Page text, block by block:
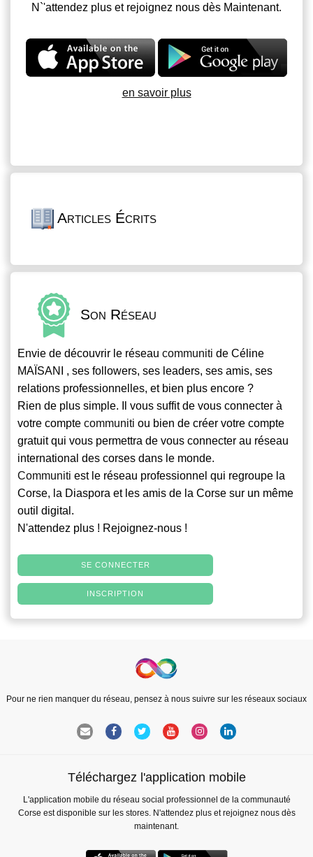
N`'attendez plus et rejoignez nous dès Maintenant.
en savoir plus
Articles Écrits
Son Réseau
Envie de découvrir le réseau communiti de Céline
MAÏSANI , ses followers, ses leaders, ses amis, ses
relations professionnelles, et bien plus encore ?
Rien de plus simple. Il vous suffit de vous connecter à
votre compte communiti ou bien de créer votre compte
gratuit qui vous permettra de vous connecter au réseau
international des corses dans le monde.
Communiti est le réseau professionnel qui regroupe la
Corse, la Diaspora et les amis de la Corse sur un même
outil digital.
N'attendez plus ! Rejoignez-nous !
SE CONNECTER
INSCRIPTION
Pour ne rien manquer du réseau, pensez à nous suivre sur les réseaux sociaux
Téléchargez l'application mobile
L'application mobile du réseau social professionnel de la communauté
Corse est disponible sur les stores. N'attendez plus et rejoignez nous dès
maintenant.